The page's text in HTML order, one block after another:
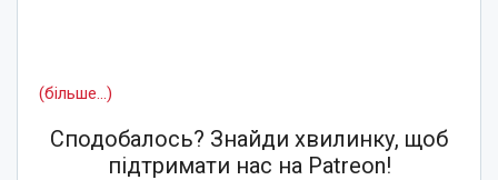
(більше…)
Сподобалось? Знайди хвилинку, щоб
підтримати нас на Patreon!